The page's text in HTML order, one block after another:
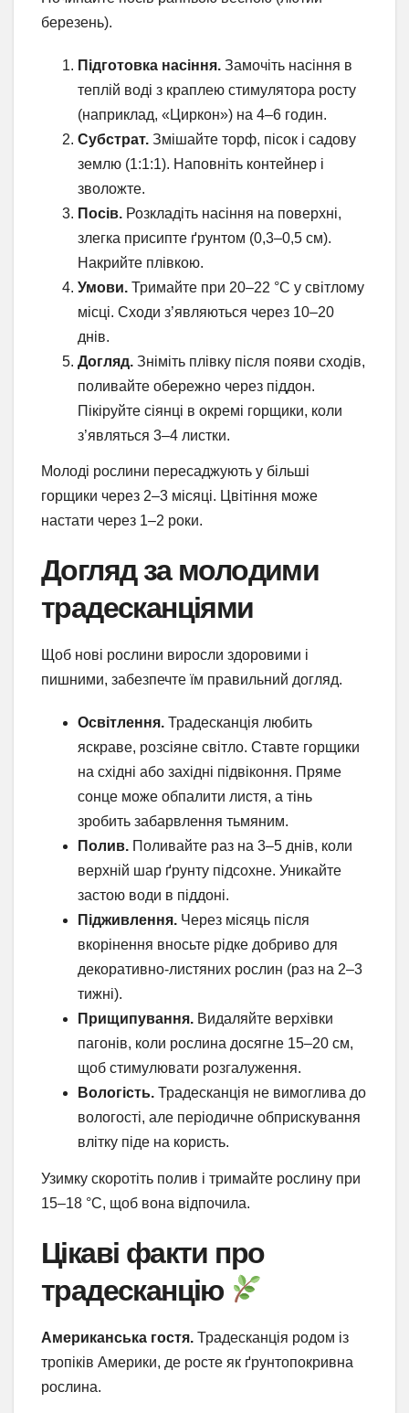
березень).
Підготовка насіння. Замочіть насіння в
теплій воді з краплею стимулятора росту
(наприклад, «Циркон») на 4–6 годин.
Субстрат. Змішайте торф, пісок і садову
землю (1:1:1). Наповніть контейнер і
зволожте.
Посів. Розкладіть насіння на поверхні,
злегка присипте ґрунтом (0,3–0,5 см).
Накрийте плівкою.
Умови. Тримайте при 20–22 °C у світлому
місці. Сходи з’являються через 10–20
днів.
Догляд. Зніміть плівку після появи сходів,
поливайте обережно через піддон.
Пікіруйте сіянці в окремі горщики, коли
з’являться 3–4 листки.
Молоді рослини пересаджують у більші
горщики через 2–3 місяці. Цвітіння може
настати через 1–2 роки.
Догляд за молодими
традесканціями
Щоб нові рослини виросли здоровими і
пишними, забезпечте їм правильний догляд.
Освітлення. Традесканція любить
яскраве, розсіяне світло. Ставте горщики
на східні або західні підвіконня. Пряме
сонце може обпалити листя, а тінь
зробить забарвлення тьмяним.
Полив. Поливайте раз на 3–5 днів, коли
верхній шар ґрунту підсохне. Уникайте
застою води в піддоні.
Підживлення. Через місяць після
вкорінення вносьте рідке добриво для
декоративно-листяних рослин (раз на 2–3
тижні).
Прищипування. Видаляйте верхівки
пагонів, коли рослина досягне 15–20 см,
щоб стимулювати розгалуження.
Вологість. Традесканція не вимоглива до
вологості, але періодичне обприскування
влітку піде на користь.
Узимку скоротіть полив і тримайте рослину при
15–18 °C, щоб вона відпочила.
Цікаві факти про
традесканцію
Американська гостя. Традесканція родом із
тропіків Америки, де росте як ґрунтопокривна
рослина.